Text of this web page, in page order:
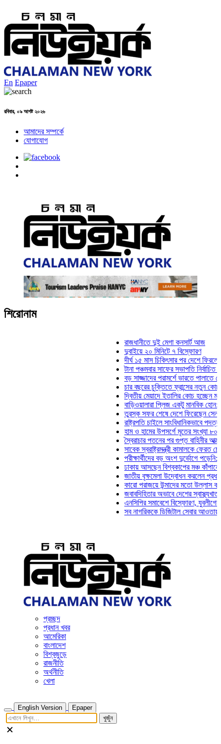
En Epaper
রবিবার, ০৯ আগষ্ট ২০২৬
আমাদের সম্পর্কে
যোগাযোগ
শিরোনাম
রাজধানীতে দুই মেগা কনসার্ট আজ
দুবাইয়ে ২০ মিনিটে ৭ বিস্ফোরণ
দীর্ঘ ১৫ মাস চিকিৎসার পর দেশে ফিরলেন
টানা পঞ্চমবার সাফের সভাপতি নির্বাচিত কাজী
বড় সাজ্জাদের পরামর্শে ভারতে পালাতে
চার বছরের চুক্তিতে ফ্রান্সের নতুন কোচ জিদান
দ্বিতীয় মেয়াদে ইতালির কোচ হচ্ছেন মানচিনি
বাড়িওয়ালারা প্লিজ একটু মানবিক হোন: মনিরা
তুরস্ক সফর শেষে দেশে ফিরেছেন
রাষ্ট্রপতি চাইলে সাংবিধানিকভাবে পদত্যাগ
হাম ও হামের উপসর্গে মৃতের সংখ্যা ৮০০ ছাড়াল
স্বৈরাচার পতনের পর গুপ্ত বাহিনীর আত্মপ্রকাশ:
সাবেক স্বরাষ্ট্রমন্ত্রী কামালকে ফেরত চেয়ে
পরীক্ষার্থীদের বড় অংশ দুর্ভোগে পড়েনি: ড.
ঢাকায় আসছেন বিশ্বকাপের মঞ্চ কাঁপানো সেই
জাতীয় বৃক্ষমেলা উদ্বোধন করলেন প্রধানমন্ত্রী
কারো পরাজয়ে উন্মাদের মতো উল্লাস করতে হয়
জবাবদিহিতার অভাবে দেশের স্বাস্থ্যখাত
এনসিপির সমাবেশে বিস্ফোরণ, যুবলীগের দুই
সব নাগরিককে ডিজিটাল সেবার আওতায় আনতে
প্রচ্ছদ
প্রধান খবর
আমেরিকা
বাংলাদেশ
বিশ্বজুড়ে
রাজনীতি
অর্থনীতি
খেলা
English Version
Epaper
খুজুঁন